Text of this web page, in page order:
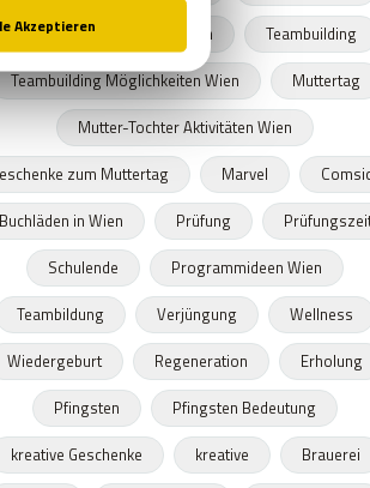
Ostern
Ostern in Wien
Teambuilding
Teambuilding Möglichkeiten Wien
Muttertag
Mutter-Tochter Aktivitäten Wien
zum Muttertag
Marvel
in Wien
Prüfung
Schulende
Programmideen Wien
Teambildung
Verjüngung
Wellness
Wiedergeburt
Regeneration
Erholung
Pfingsten
Pfingsten Bedeutung
kreative Geschenke
kreative
Brauerei